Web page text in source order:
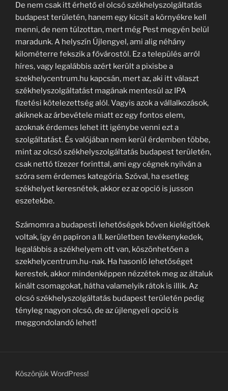
De nem csak itt érhető el olcsó székhelyszolgáltatás
budapest területén, hanem egy kicsit a környékre kell
menni, de nem túlzottan, mert még Pest megyén belül
maradunk. A helyszín Újlengyel, ami alig néhány
kilométerre fekszik a fővárostól. Ez a település arról
híres, vagy legalábbis azért került a pixisbe a
szekhelycentrum.hu kapcsán, mert az, aki itt választ
székhelyszolgáltatást magának mentesül az IPA
fizetési kötelezettség alól. Vagyis azok a vállalkozások,
akiknek az árbevétele miatt ez egy fontos elem,
azoknak érdemes lehet itt igénybe venni ezt a
szolgáltatást. És valójában nem kerül érdemben többe,
mint az olcsó székhelyszolgáltatás budapest területén,
csak nettó tízezer forinttal, ami egy cégnek nyilván a
szóra sem érdemes kategória. Szóval, ha esetleg
székhelyet keresnétek, akkor ez az opció is jusson
eszetekbe.
Számomra a budapesti lehetőségek bőven kielégítőek
voltak, így én papíron a II. kerületben tevékenykedek,
legalábbis a székhelyem ott van, köszönhetően a
szekhelycentrum.hu-nak. Ha hasonló lehetőséget
kerestek, akkor mindenképpen nézzétek meg az általuk
kínált csomagokat, hátha valamelyik rátok is illik. Az
olcsó székhelyszolgáltatás budapest területén pedig
tényleg nagyon olcsó, de az újlengyeli opció is
meggondolandó lehet!
Köszönjük WordPress!